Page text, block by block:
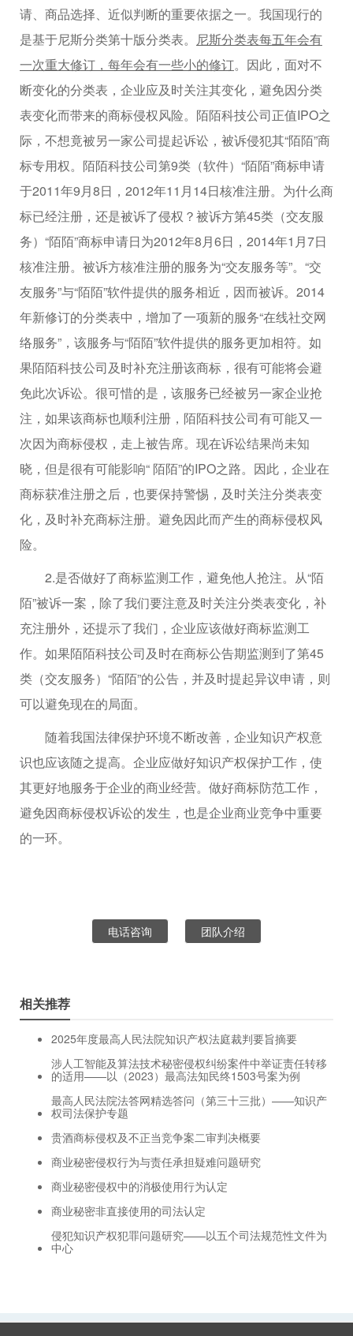
请、商品选择、近似判断的重要依据之一。我国现行的
是基于尼斯分类第十版分类表。 尼斯分类表每五年会有
一次重大修订，每年会有一些小的修订。因此，面对不
断变化的分类表，企业应及时关注其变化，避免因分类
表变化而带来的商标侵权风险。陌陌科技公司正值IPO之
际，不想竟被另一家公司提起诉讼，被诉侵犯其“陌陌”商
标专用权。陌陌科技公司第9类（软件）“陌陌”商标申请
于2011年9月8日，2012年11月14日核准注册。为什么商
标已经注册，还是被诉了侵权？被诉方第45类（交友服
务）“陌陌”商标申请日为2012年8月6日，2014年1月7日
核准注册。被诉方核准注册的服务为“交友服务等”。“交
友服务”与“陌陌”软件提供的服务相近，因而被诉。2014
年新修订的分类表中，增加了一项新的服务“在线社交网
络服务”，该服务与“陌陌”软件提供的服务更加相符。如
果陌陌科技公司及时补充注册该商标，很有可能将会避
免此次诉讼。很可惜的是，该服务已经被另一家企业抢
注，如果该商标也顺利注册，陌陌科技公司有可能又一
次因为商标侵权，走上被告席。现在诉讼结果尚未知
晓，但是很有可能影响“ 陌陌”的IPO之路。因此，企业在
商标获准注册之后，也要保持警惕，及时关注分类表变
化，及时补充商标注册。避免因此而产生的商标侵权风
险。
2.是否做好了商标监测工作，避免他人抢注。从“陌
陌”被诉一案，除了我们要注意及时关注分类表变化，补
充注册外，还提示了我们，企业应该做好商标监测工
作。如果陌陌科技公司及时在商标公告期监测到了第45
类（交友服务）“陌陌”的公告，并及时提起异议申请，则
可以避免现在的局面。
随着我国法律保护环境不断改善，企业知识产权意
识也应该随之提高。企业应做好知识产权保护工作，使
其更好地服务于企业的商业经营。做好商标防范工作，
避免因商标侵权诉讼的发生，也是企业商业竞争中重要
的一环。
电话咨询 团队介绍
相关推荐
2025年度最高人民法院知识产权法庭裁判要旨摘要
涉人工智能及算法技术秘密侵权纠纷案件中举证责任转移
的适用——以（2023）最高法知民终1503号案为例
最高人民法院法答网精选答问（第三十三批）——知识产
权司法保护专题
贵酒商标侵权及不正当竞争案二审判决概要
商业秘密侵权行为与责任承担疑难问题研究
商业秘密侵权中的消极使用行为认定
商业秘密非直接使用的司法认定
侵犯知识产权犯罪问题研究——以五个司法规范性文件为
中心